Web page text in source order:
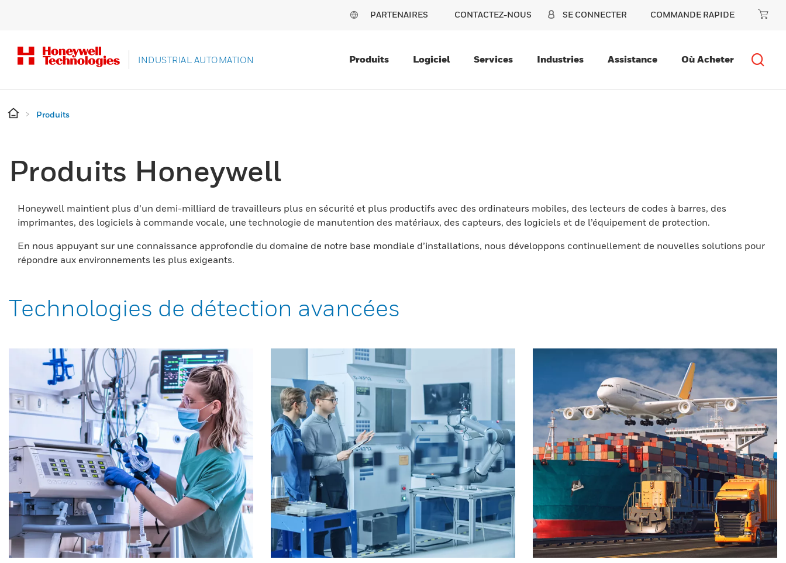
PARTENAIRES CONTACTEZ-NOUS SE CONNECTER COMMANDE RAPIDE
INDUSTRIAL AUTOMATION Produits Logiciel Services Industries Assistance Où Acheter
Produits
Produits Honeywell
Honeywell maintient plus d’un demi-milliard de travailleurs plus en sécurité et plus productifs avec des ordinateurs mobiles, des lecteurs de codes à barres, des
imprimantes, des logiciels à commande vocale, une technologie de manutention des matériaux, des capteurs, des logiciels et de l’équipement de protection.
En nous appuyant sur une connaissance approfondie du domaine de notre base mondiale d’installations, nous développons continuellement de nouvelles solutions pour
répondre aux environnements les plus exigeants.
Technologies de détection avancées